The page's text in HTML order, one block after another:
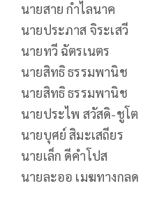
นายสาย กำไลนาค
นายประภาส จิระเสวี
นายทวี ฉัตรเนตร
นายสิทธิ ธรรมพานิช
นายสิทธิ ธรรมพานิช
นายประไพ สวัสดิ-ชูโต
นายบุศย์ สิมะเสถียร
นายเล็ก ดีคำโปส
นายละออ เมฆทางกลด